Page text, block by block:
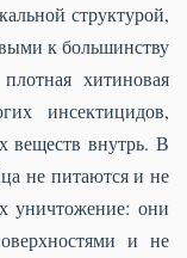
структурой,
к большинству
хитиновая
инсектицидов,
веществ внутрь. В
не питаются и не
уничтожение: они
и не